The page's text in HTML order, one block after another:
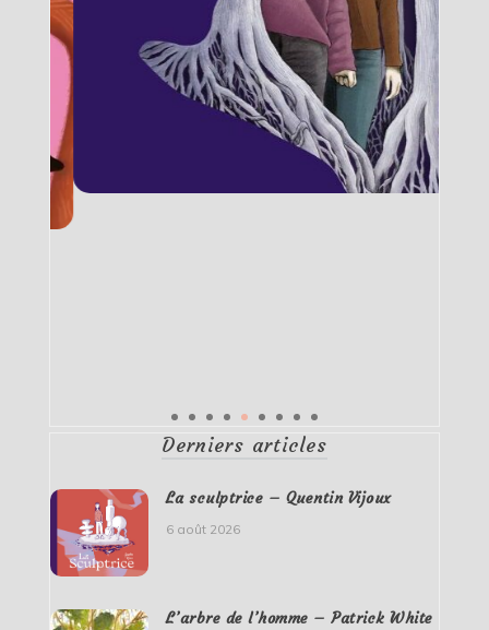
Derniers articles
La sculptrice – Quentin Vijoux
6 août 2026
L’arbre de l’homme – Patrick White